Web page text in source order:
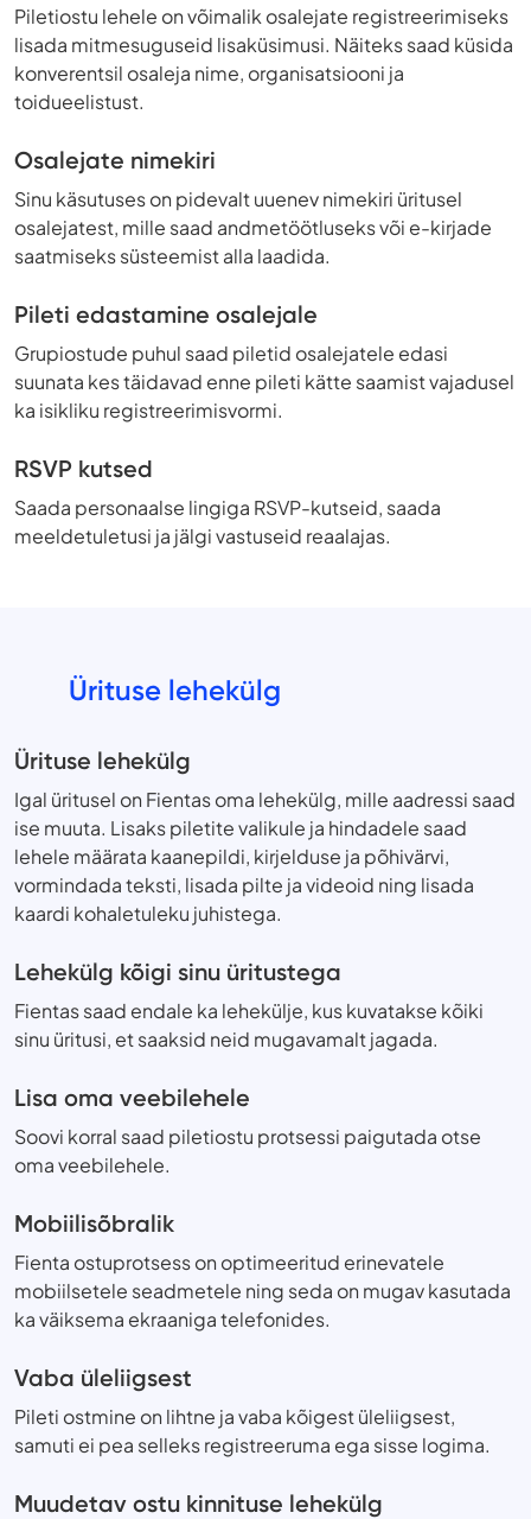
Piletiostu lehele on võimalik osalejate registreerimiseks
lisada mitmesuguseid lisaküsimusi. Näiteks saad küsida
konverentsil osaleja nime, organisatsiooni ja
toidueelistust.
Osalejate nimekiri
Sinu käsutuses on pidevalt uuenev nimekiri üritusel
osalejatest, mille saad andmetöötluseks või e-kirjade
saatmiseks süsteemist alla laadida.
Pileti edastamine osalejale
Grupiostude puhul saad piletid osalejatele edasi
suunata kes täidavad enne pileti kätte saamist vajadusel
ka isikliku registreerimisvormi.
RSVP kutsed
Saada personaalse lingiga RSVP-kutseid, saada
meeldetuletusi ja jälgi vastuseid reaalajas.
Ürituse lehekülg
Ürituse lehekülg
Igal üritusel on Fientas oma lehekülg, mille aadressi saad
ise muuta. Lisaks piletite valikule ja hindadele saad
lehele määrata kaanepildi, kirjelduse ja põhivärvi,
vormindada teksti, lisada pilte ja videoid ning lisada
kaardi kohaletuleku juhistega.
Lehekülg kõigi sinu üritustega
Fientas saad endale ka lehekülje, kus kuvatakse kõiki
sinu üritusi, et saaksid neid mugavamalt jagada.
Lisa oma veebilehele
Soovi korral saad piletiostu protsessi paigutada otse
oma veebilehele.
Mobiilisõbralik
Fienta ostuprotsess on optimeeritud erinevatele
mobiilsetele seadmetele ning seda on mugav kasutada
ka väiksema ekraaniga telefonides.
Vaba üleliigsest
Pileti ostmine on lihtne ja vaba kõigest üleliigsest,
samuti ei pea selleks registreeruma ega sisse logima.
Muudetav ostu kinnituse lehekülg